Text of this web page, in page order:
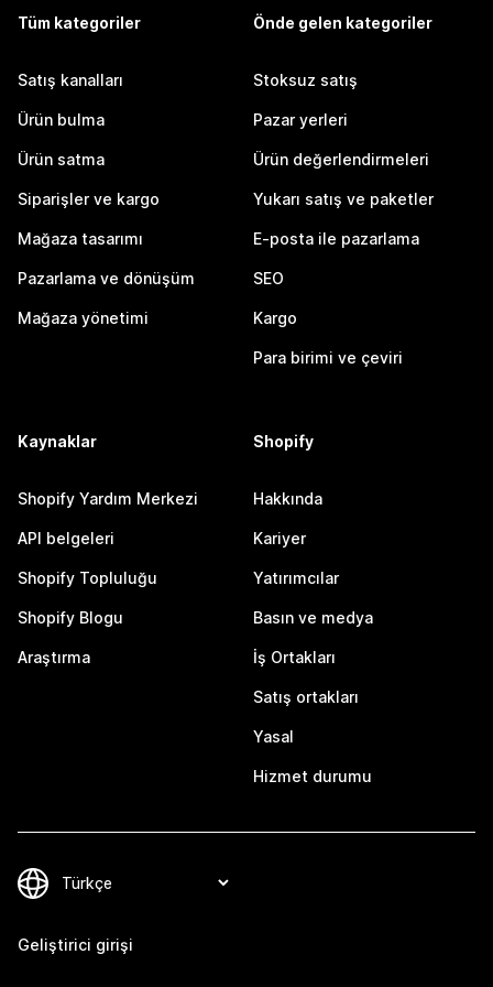
Tüm kategoriler
Satış kanalları
Ürün bulma
Ürün satma
Siparişler ve kargo
Mağaza tasarımı
Pazarlama ve dönüşüm
Mağaza yönetimi
Önde gelen kategoriler
Stoksuz satış
Pazar yerleri
Ürün değerlendirmeleri
Yukarı satış ve paketler
E-posta ile pazarlama
SEO
Kargo
Para birimi ve çeviri
Kaynaklar
Shopify Yardım Merkezi
API belgeleri
Shopify Topluluğu
Shopify Blogu
Araştırma
Shopify
Hakkında
Kariyer
Yatırımcılar
Basın ve medya
İş Ortakları
Satış ortakları
Yasal
Hizmet durumu
Geliştirici girişi